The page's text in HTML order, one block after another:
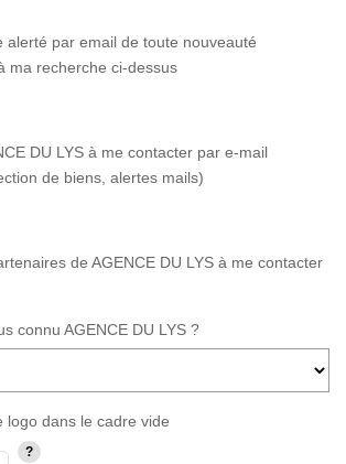
alerté par email de toute nouveauté
ma recherche ci-dessus
DU LYS à me contacter par e-mail
de biens, alertes mails)
de AGENCE DU LYS à me contacter
connu AGENCE DU LYS ?
logo dans le cadre vide